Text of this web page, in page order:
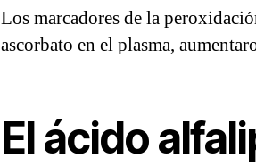
Los marcadores de la
ascorbato en el plasma,
El ácido